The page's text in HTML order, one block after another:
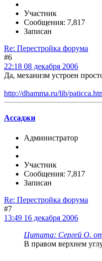
Участник
Сообщения: 7,817
Записан
Re: Перестройка форума
#6
22:18 08 декабря 2006
Да, механизм устроен
http://dhamma.ru/lib/
Ассаджи
Администратор
Участник
Сообщения: 7,817
Записан
Re: Перестройка форума
#7
13:49 16 декабря 2006
Цитата: Сергей О. от
В правом верхнем